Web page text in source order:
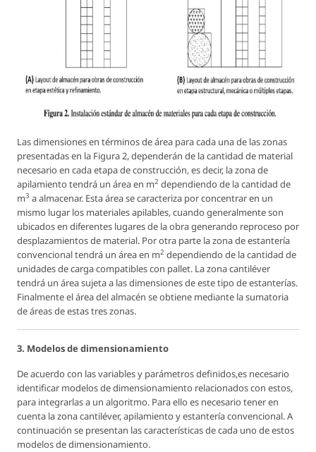
Las dimensiones en términos de área para cada una de las zonas
presentadas en la Figura 2, dependerán de la cantidad de material
necesario en cada etapa de construcción, es decir, la zona de
apilamiento tendrá un área en m2 dependiendo de la cantidad de
m3 a almacenar. Esta área se caracteriza por concentrar en un
mismo lugar los materiales apilables, cuando generalmente son
ubicados en diferentes lugares de la obra generando reproceso por
desplazamientos de material. Por otra parte la zona de estantería
convencional tendrá un área en m2 dependiendo de la cantidad de
unidades de carga compatibles con pallet. La zona cantiléver
tendrá un área sujeta a las dimensiones de este tipo de estanterías.
Finalmente el área del almacén se obtiene mediante la sumatoria
de áreas de estas tres zonas.
3. Modelos de dimensionamiento
De acuerdo con las variables y parámetros definidos,es necesario
identificar modelos de dimensionamiento relacionados con estos,
para integrarlas a un algoritmo. Para ello es necesario tener en
cuenta la zona cantiléver, apilamiento y estantería convencional. A
continuación se presentan las características de cada uno de estos
modelos de dimensionamiento.